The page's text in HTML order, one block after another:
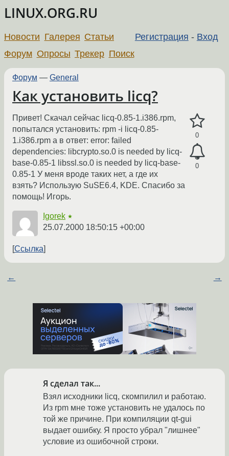
LINUX.ORG.RU
Регистрация - Вход
Новости Галерея Статьи
Форум Опросы Трекер Поиск
Форум — General
Как установить licq?
0
0
Привет! Скачал сейчас licq-0.85-1.i386.rpm,
попытался установить: rpm -i licq-0.85-
1.i386.rpm а в ответ: error: failed
dependencies: libcrypto.so.0 is needed by licq-
base-0.85-1 libssl.so.0 is needed by licq-base-
0.85-1 У меня вроде таких нет, а где их
взять? Использую SuSE6.4, KDE. Спасибо за
помощь! Игорь.
Igorek ★
25.07.2000 18:50:15 +00:00
Ссылка
← →
Я сделал так...
Взял исходники licq, скомпилил и работаю.
Из rpm мне тоже установить не удалось по
той же причине. При компиляции qt-gui
выдает ошибку. Я просто убрал "лишнее"
условие из ошибочной строки.